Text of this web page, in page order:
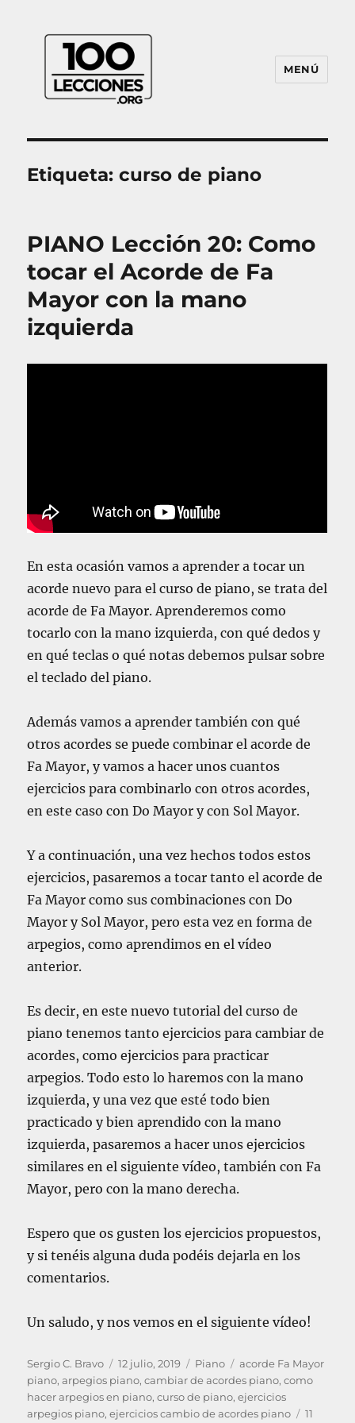
MENÚ
Etiqueta:curso de piano
PIANO Lección 20: Como
tocar el Acorde de Fa
Mayor con la mano
izquierda
En esta ocasión vamos a aprender a tocar un
acorde nuevo para el curso de piano, se trata del
acorde de Fa Mayor. Aprenderemos como
tocarlo con la mano izquierda, con qué dedos y
en qué teclas o qué notas debemos pulsar sobre
el teclado del piano.
Además vamos a aprender también con qué
otros acordes se puede combinar el acorde de
Fa Mayor, y vamos a hacer unos cuantos
ejercicios para combinarlo con otros acordes,
en este caso con Do Mayor y con Sol Mayor.
Y a continuación, una vez hechos todos estos
ejercicios, pasaremos a tocar tanto el acorde de
Fa Mayor como sus combinaciones con Do
Mayor y Sol Mayor, pero esta vez en forma de
arpegios, como aprendimos en el vídeo
anterior.
Es decir, en este nuevo tutorial del curso de
piano tenemos tanto ejercicios para cambiar de
acordes, como ejercicios para practicar
arpegios. Todo esto lo haremos con la mano
izquierda, y una vez que esté todo bien
practicado y bien aprendido con la mano
izquierda, pasaremos a hacer unos ejercicios
similares en el siguiente vídeo, también con Fa
Mayor, pero con la mano derecha.
Espero que os gusten los ejercicios propuestos,
y si tenéis alguna duda podéis dejarla en los
comentarios.
Un saludo, y nos vemos en el siguiente vídeo!
A
u
t
o
Sergio C. Bravo
P
u
b
l
12 julio, 2019
C
a
t
e
Piano
E
t
i
q
acorde Fa Mayor
piano,arpegios piano,cambiar de acordes piano,como
hacer arpegios en piano,curso de piano,ejercicios
arpegios piano,ejercicios cambio de acordes piano
11